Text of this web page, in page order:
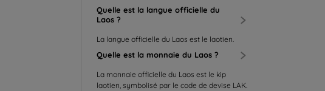
Quelle est la langue officielle du
Laos ?
La langue officielle du Laos est le laotien.
Quelle est la monnaie du Laos ?
La monnaie officielle du Laos est le kip
laotien, symbolisé par le code de devise LAK.